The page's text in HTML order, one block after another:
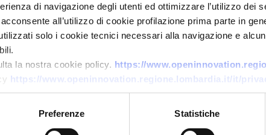
di navigazione degli utenti ed ottimizzare l’utilizzo dei
all’utilizzo di cookie profilazione prima parte in
solo i cookie tecnici necessari alla navigazione e
la nostra cookie policy. https://
https://www.openinnovation.regione.lombardia.it/it/
Preferenze Statistiche
Technology request
per sviluppare tecnologia di
congelamento direzionale
premium ad alta trasparenza